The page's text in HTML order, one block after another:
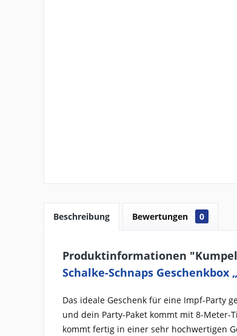
Beschreibung Bewertungen 0
Produktinformationen
Schalke-Schnaps Geschenkbox
Das ideale Geschenk für eine Impf-Party
und dein Party-Paket kommt mit 8-Meter-
kommt fertig in einer sehr hochwertigen